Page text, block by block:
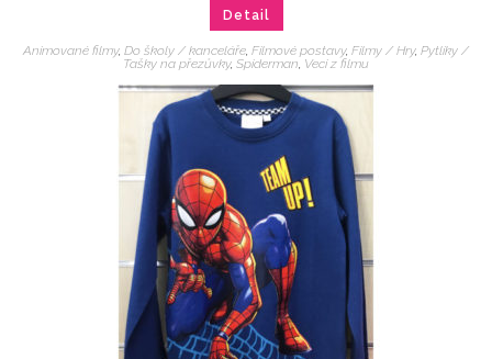
Detail
Animované filmy, Do školy / kanceláře, Filmové postavy, Filmy / Hry, Pytlíky /
Tašky na přezůvky, Spiderman, Veci z filmu